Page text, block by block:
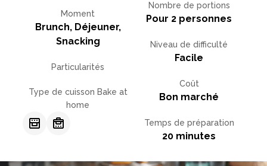
Moment
Brunch, Déjeuner,
Snacking
Particularités
Type de cuisson Bake at
home
Nombre de portions
Pour 2 personnes
Niveau de difficulté
Facile
Coût
Bon marché
Temps de préparation
20 minutes